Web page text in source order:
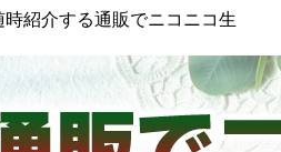
紹介する通販でニコニコ生